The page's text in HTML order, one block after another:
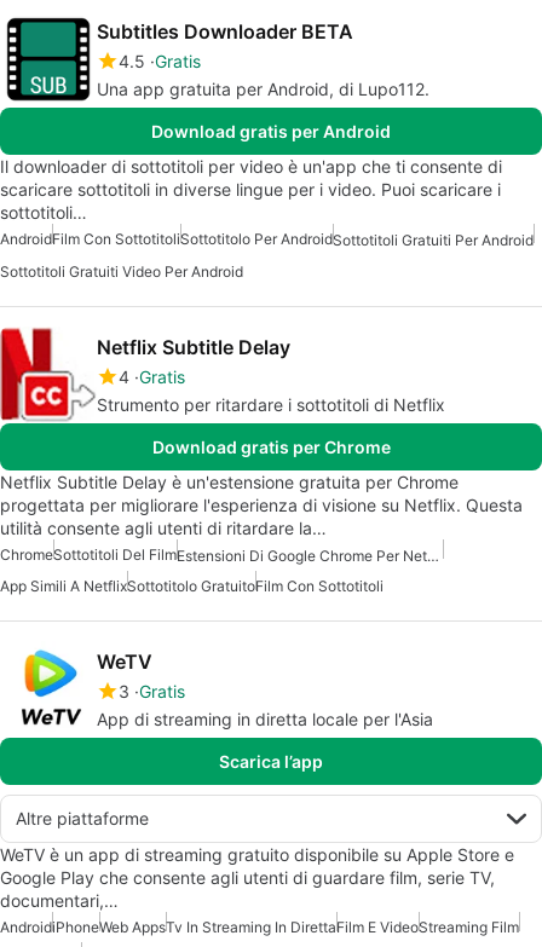
Subtitles Downloader BETA
4.5 Gratis
Una app gratuita per Android, di Lupo112.
Download gratis per Android
Il downloader di sottotitoli per video è un'app che ti consente di
scaricare sottotitoli in diverse lingue per i video. Puoi scaricare i
sottotitoli…
AndroidFilm Con SottotitoliSottotitolo Per AndroidSottotitoli Gratuiti Per Android
Sottotitoli Gratuiti Video Per Android
Netflix Subtitle Delay
4 Gratis
Strumento per ritardare i sottotitoli di Netflix
Download gratis per Chrome
Netflix Subtitle Delay è un'estensione gratuita per Chrome
progettata per migliorare l'esperienza di visione su Netflix. Questa
utilità consente agli utenti di ritardare la…
ChromeSottotitoli Del Film
Estensioni Di Google Chrome Per Netflix
App Simili A NetflixSottotitolo GratuitoFilm Con Sottotitoli
WeTV
3 Gratis
App di streaming in diretta locale per l'Asia
Scarica l’app
Altre piattaforme
WeTV è un app di streaming gratuito disponibile su Apple Store e
Google Play che consente agli utenti di guardare film, serie TV,
documentari,…
AndroidiPhoneWeb AppsTv In Streaming In DirettaFilm E VideoStreaming Film